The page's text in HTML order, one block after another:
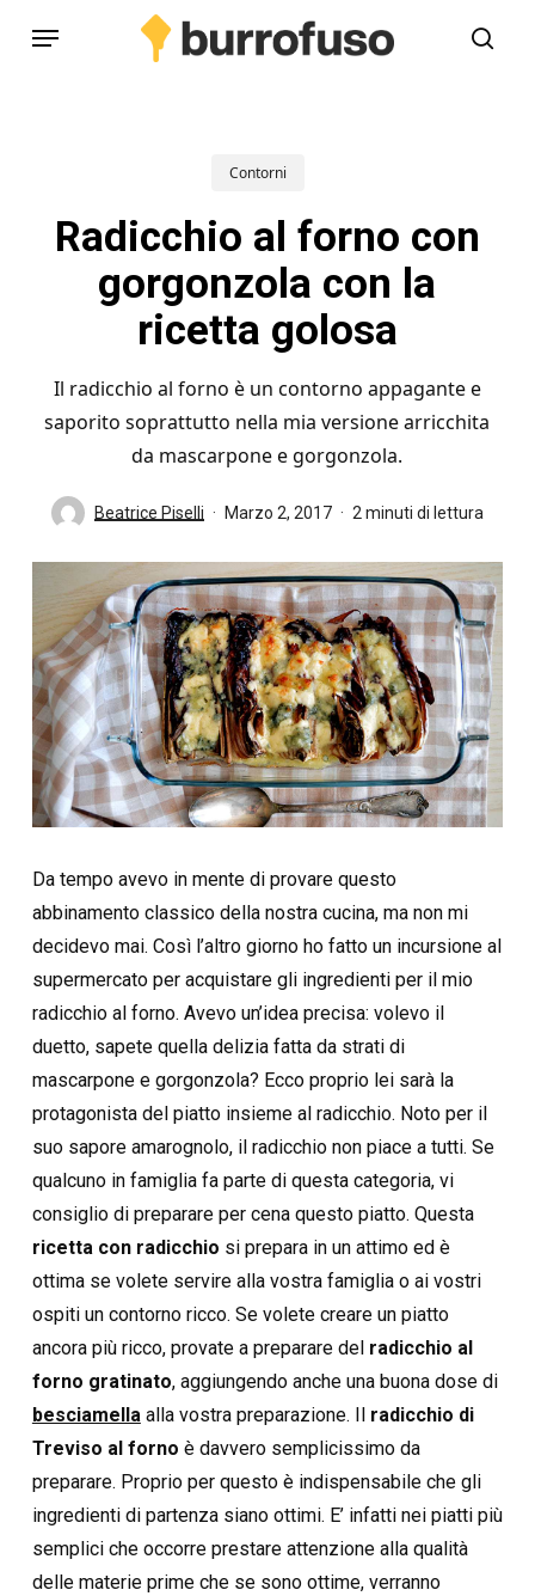
Menu
Contorni
Radicchio al forno con
gorgonzola con la
ricetta golosa
Il radicchio al forno è un contorno appagante e
saporito soprattutto nella mia versione arricchita
da mascarpone e gorgonzola.
Beatrice Piselli Marzo 2, 2017 2 minuti di lettura
Da tempo avevo in mente di provare questo
abbinamento classico della nostra cucina, ma non mi
decidevo mai. Così l’altro giorno ho fatto un incursione al
supermercato per acquistare gli ingredienti per il mio
radicchio al forno. Avevo un’idea precisa: volevo il
duetto, sapete quella delizia fatta da strati di
mascarpone e gorgonzola? Ecco proprio lei sarà la
protagonista del piatto insieme al radicchio. Noto per il
suo sapore amarognolo, il radicchio non piace a tutti. Se
qualcuno in famiglia fa parte di questa categoria, vi
consiglio di preparare per cena questo piatto. Questa
ricetta con radicchio si prepara in un attimo ed è
ottima se volete servire alla vostra famiglia o ai vostri
ospiti un contorno ricco. Se volete creare un piatto
ancora più ricco, provate a preparare del radicchio al
forno gratinato, aggiungendo anche una buona dose di
besciamellaalla vostra preparazione. Il radicchio di
Treviso al forno è davvero semplicissimo da
preparare. Proprio per questo è indispensabile che gli
ingredienti di partenza siano ottimi. E’ infatti nei piatti più
semplici che occorre prestare attenzione alla qualità
delle materie prime che se sono ottime, verranno